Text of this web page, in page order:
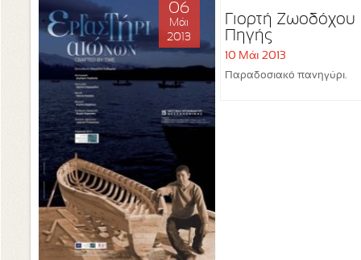
06
Μάι
2013
Γιορτή Ζωοδόχου
Πηγής
10 Μάι 2013
Παραδοσιακό πανηγύρι.